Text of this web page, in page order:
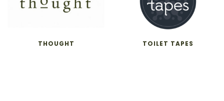
THOUGHT TOILET TAPES